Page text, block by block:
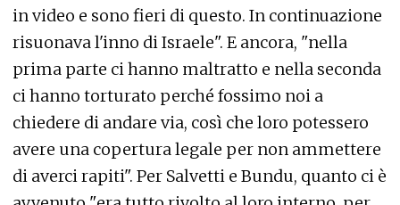
in video e sono fieri di questo. In continuazione
risuonava l'inno di Israele". E ancora, "nella
prima parte ci hanno maltratto e nella seconda
ci hanno torturato perché fossimo noi a
chiedere di andare via, così che loro potessero
avere una copertura legale per non ammettere
di averci rapiti". Per Salvetti e Bundu, quanto ci è